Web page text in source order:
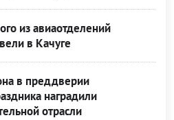
из авиаотделений
в Качуге
в преддверии
наградили
отрасли